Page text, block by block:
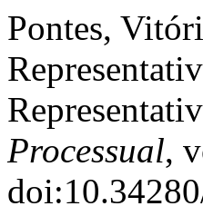
Pontes,
Processual,